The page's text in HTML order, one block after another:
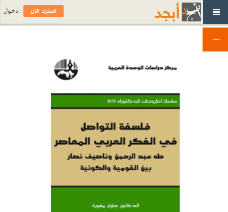
اشترك الآن دخول